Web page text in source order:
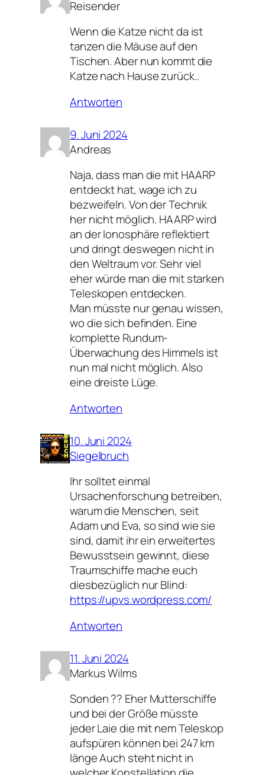
Reisender
Wenn die Katze nicht da ist
tanzen die Mäuse auf den
Tischen. Aber nun kommt die
Katze nach Hause zurück..
Antworten
9. Juni 2024
Andreas
Naja, dass man die mit HAARP
entdeckt hat, wage ich zu
bezweifeln. Von der Technik
her nicht möglich. HAARP wird
an der Ionosphäre reflektiert
und dringt deswegen nicht in
den Weltraum vor. Sehr viel
eher würde man die mit starken
Teleskopen entdecken.
Man müsste nur genau wissen,
wo die sich befinden. Eine
komplette Rundum-
Überwachung des Himmels ist
nun mal nicht möglich. Also
eine dreiste Lüge.
Antworten
10. Juni 2024
Siegelbruch
Ihr solltet einmal
Ursachenforschung betreiben,
warum die Menschen, seit
Adam und Eva, so sind wie sie
sind, damit ihr ein erweitertes
Bewusstsein gewinnt, diese
Traumschiffe mache euch
diesbezüglich nur Blind:
https://upvs.wordpress.com/
Antworten
11. Juni 2024
Markus Wilms
Sonden ?? Eher Mutterschiffe
und bei der Größe müsste
jeder Laie die mit nem Teleskop
aufspüren können bei 247 km
länge Auch steht nicht in